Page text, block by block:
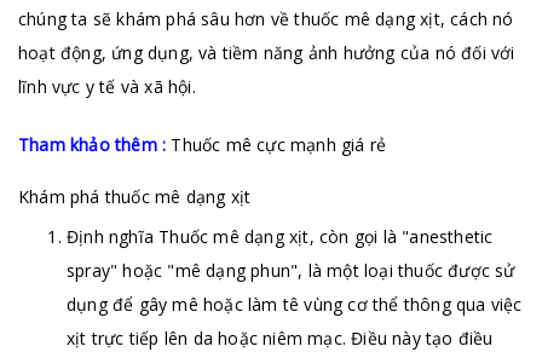
chúng ta sẽ khám phá sâu hơn về thuốc mê dạng xịt, cách nó
hoạt động, ứng dụng, và tiềm năng ảnh hưởng của nó đối với
lĩnh vực y tế và xã hội.
Tham khảo thêm : Thuốc mê cực mạnh giá rẻ
Khám phá thuốc mê dạng xịt
Định nghĩa Thuốc mê dạng xịt, còn gọi là "anesthetic
spray" hoặc "mê dạng phun", là một loại thuốc được sử
dụng để gây mê hoặc làm tê vùng cơ thể thông qua việc
xịt trực tiếp lên da hoặc niêm mạc. Điều này tạo điều